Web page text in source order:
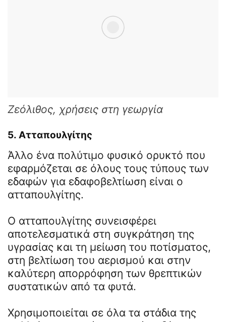
Ζεόλιθος, χρήσεις στη γεωργία
5. Ατταπουλγίτης
Άλλο ένα πολύτιμο φυσικό ορυκτό που
εφαρμόζεται σε όλους τους τύπους των
εδαφών για εδαφοβελτίωση είναι ο
ατταπουλγίτης.
Ο ατταπουλγίτης συνεισφέρει
αποτελεσματικά στη συγκράτηση της
υγρασίας και τη μείωση του ποτίσματος,
στη βελτίωση του αερισμού και στην
καλύτερη απορρόφηση των θρεπτικών
συστατικών από τα φυτά.
Χρησιμοποιείται σε όλα τα στάδια της